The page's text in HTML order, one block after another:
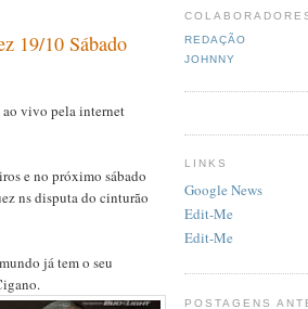
19/10 Sábado
vivo pela internet
e no próximo sábado
ns disputa do cinturão
já tem o seu
REDAÇÃO
JOHNNY
LINKS
Google News
Edit-Me
Edit-Me
POSTAGENS